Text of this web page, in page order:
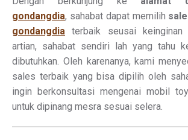
gondangdia, sahabat dapat memilih
gondangdia
terbaik seusai keinginan
artian, sahabat sendiri lah yang tahu
dibutuhkan. Oleh karenanya, kami
sales terbaik yang bisa dipilih oleh
ingin berkonsultasi mengenai mobil
untuk dipinang mesra sesuai selera.